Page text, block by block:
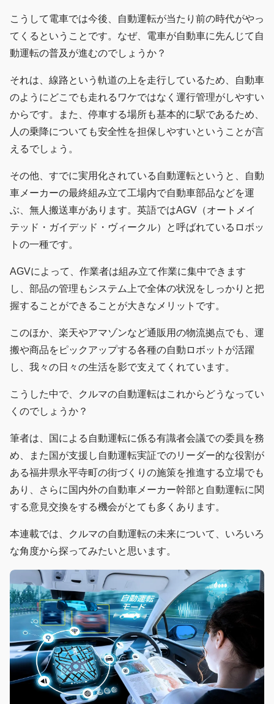
こうして電車では今後、自動運転が当たり前の時代がやっ
てくるということです。なぜ、電車が自動車に先んじて自
動運転の普及が進むのでしょうか？
それは、線路という軌道の上を走行しているため、自動車
のようにどこでも走れるワケではなく運行管理がしやすい
からです。また、停車する場所も基本的に駅であるため、
人の乗降についても安全性を担保しやすいということが言
えるでしょう。
その他、すでに実用化されている自動運転というと、自動
車メーカーの最終組み立て工場内で自動車部品などを運
ぶ、無人搬送車があります。英語ではAGV（オートメイ
テッド・ガイデッド・ヴィークル）と呼ばれているロボッ
トの一種です。
AGVによって、作業者は組み立て作業に集中できます
し、部品の管理もシステム上で全体の状況をしっかりと把
握することができることが大きなメリットです。
このほか、楽天やアマゾンなど通販用の物流拠点でも、運
搬や商品をピックアップする各種の自動ロボットが活躍
し、我々の日々の生活を影で支えてくれています。
こうした中で、クルマの自動運転はこれからどうなってい
くのでしょうか？
筆者は、国による自動運転に係る有識者会議での委員を務
め、また国が支援し自動運転実証でのリーダー的な役割が
ある福井県永平寺町の街づくりの施策を推進する立場でも
あり、さらに国内外の自動車メーカー幹部と自動運転に関
する意見交換をする機会がとても多くあります。
本連載では、クルマの自動運転の未来について、いろいろ
な角度から探ってみたいと思います。